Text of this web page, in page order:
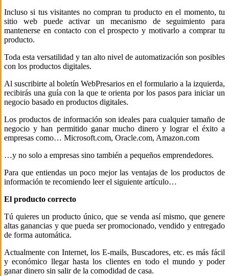
Incluso si tus visitantes no compran tu producto en el momento, tu
sitio web puede activar un mecanismo de seguimiento para
mantenerse en contacto con el prospecto y motivarlo a comprar tu
producto.
Toda esta versatilidad y tan alto nivel de automatización son posibles
con los productos digitales.
Al suscribirte al boletín WebPresarios en el formulario a la izquierda,
recibirás una guía con la que te orienta por los pasos para iniciar un
negocio basado en productos digitales.
Los productos de información son ideales para cualquier tamaño de
negocio y han permitido ganar mucho dinero y lograr el éxito a
empresas como… Microsoft.com, Oracle.com, Amazon.com
…y no solo a empresas sino también a pequeños emprendedores.
Para que entiendas un poco mejor las ventajas de los productos de
información te recomiendo leer el siguiente artículo…
El producto correcto
Tú quieres un producto único, que se venda así mismo, que genere
altas ganancias y que pueda ser promocionado, vendido y entregado
de forma automática.
Actualmente con Internet, los E-mails, Buscadores, etc. es más fácil
y económico llegar hasta los clientes en todo el mundo y poder
ganar dinero sin salir de la comodidad de casa.